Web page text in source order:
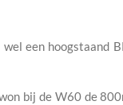
een hoogstaand
bij de W60 de